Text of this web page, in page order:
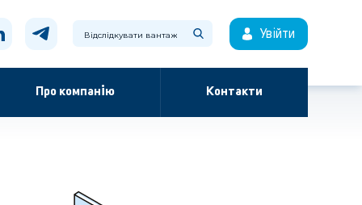
Увійти
Про компанію Контакти